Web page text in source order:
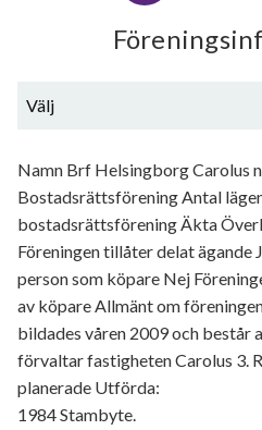
Välj
Namn Brf Helsingborg Carolus
Bostadsrättsförening Antal
bostadsrättsförening Äkta
Föreningen tillåter delat ägande
person som köpare Nej
av köpare Allmänt om
bildades våren 2009 och består
förvaltar fastigheten Carolus 3.
planerade Utförda:
1984 Stambyte.